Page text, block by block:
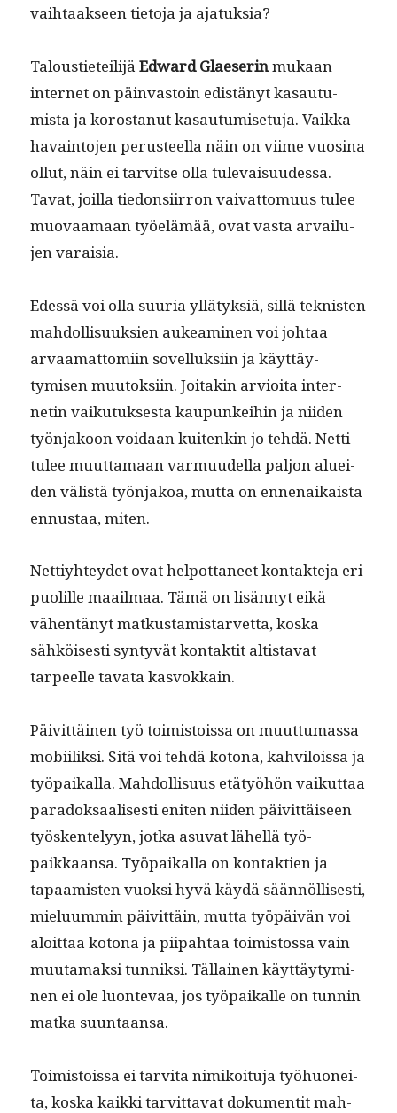
vai­h­taak­seen tieto­ja ja ajatuksia?
Talousti­eteil­i­jäEdward Glae­serinmukaan
inter­net on päin­vas­toin edis­tänyt kasautu­
mista ja korostanut kasautu­mise­tu­ja. Vaik­ka
havain­to­jen perus­teel­la näin on viime vuosi­na
ollut, näin ei tarvitse olla tule­vaisu­udessa.
Tavat, joil­la tiedon­si­ir­ron vai­vat­to­muus tulee
muo­vaa­maan työelämää, ovat vas­ta arvailu­
jen varaisia.
Edessä voi olla suuria yllä­tyk­siä, sil­lä teknis­ten
mah­dol­lisuuk­sien aukeami­nen voi johtaa
arvaa­mat­tomi­in sovel­luk­si­in ja käyt­täy­
tymisen muu­tok­si­in. Joitakin arvioi­ta inter­
netin vaiku­tuk­ses­ta kaupunkei­hin ja niiden
työn­jakoon voidaan kuitenkin jo tehdä. Net­ti
tulee muut­ta­maan var­muudel­la paljon aluei­
den välistä työn­jakoa, mut­ta on ennenaikaista
ennus­taa, miten.
Net­tiy­htey­det ovat helpot­ta­neet kon­tak­te­ja eri
puo­lille maail­maa. Tämä on lisän­nyt eikä
vähen­tänyt matkus­tamis­tarvet­ta, kos­ka
sähköis­es­ti syn­tyvät kon­tak­tit altista­vat
tarpeelle tava­ta kasvokkain.
Päivit­täi­nen työ toimis­tois­sa on muut­tumas­sa
mobi­ilik­si. Sitä voi tehdä kotona, kahvilois­sa ja
työ­paikalla. Mah­dol­lisu­us etä­työhön vaikut­taa
paradok­saalis­es­ti eniten niiden päivit­täiseen
työsken­te­lyyn, jot­ka asu­vat lähel­lä työ­
paikkaansa. Työ­paikalla on kon­tak­tien ja
tapaamis­ten vuok­si hyvä käy­dä sään­nöl­lis­es­ti,
mielu­um­min päivit­täin, mut­ta työpäivän voi
aloit­taa kotona ja piipah­taa toimis­tossa vain
muu­ta­mak­si tun­niksi. Täl­lainen käyt­täy­tymi­
nen ei ole luon­te­vaa, jos työ­paikalle on tun­nin
mat­ka suuntaansa.
Toimis­tois­sa ei tarvi­ta nimikoitu­ja työhuonei­
ta, kos­ka kaik­ki tarvit­ta­vat doku­men­tit mah­